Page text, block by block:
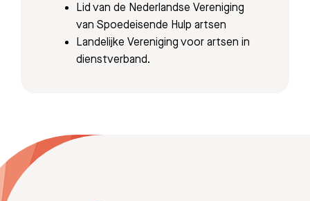
Lid van de Nederlandse Vereniging
van Spoedeisende Hulp artsen
Landelijke Vereniging voor artsen in
dienstverband.